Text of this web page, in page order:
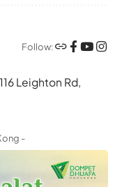
Follow:
Leighton Rd,
-